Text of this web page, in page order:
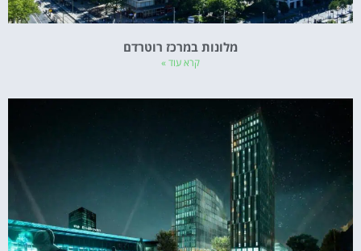
מלונות במרכז רוטרדם
קרא עוד »